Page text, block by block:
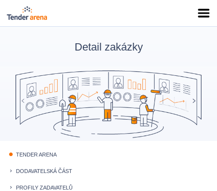
Detail zakázky
fiber_manual_record TENDER ARENA
keyboard_arrow_right DODAVATELSKÁ ČÁST
keyboard_arrow_right PROFILY ZADAVATELŮ